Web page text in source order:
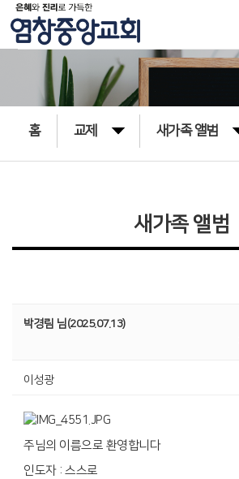
홈 교제 새가족 앨범
새가족 앨범
박경림 님(2025.07.13)
이성광
주님의 이름으로 환영합니다
인도자 : 스스로